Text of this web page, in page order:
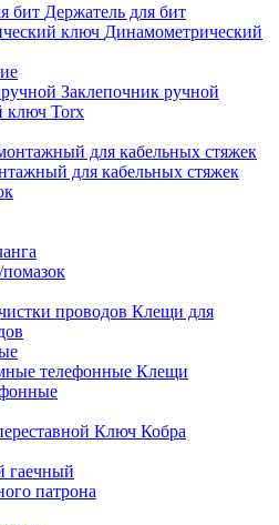
Держатель для бит
Динамометрический
Заклепочник ручной
ключ Torx
для кабельных стяжек
Клещи для
Клещи
Ключ Кобра
гаечный
патрона